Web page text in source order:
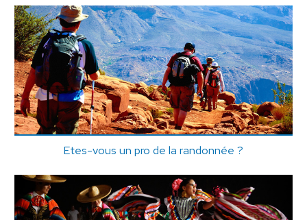
Etes-vous un pro de la randonnée ?